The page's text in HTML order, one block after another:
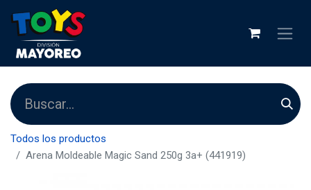
Todos los productos
Arena Moldeable Magic Sand 250g 3a+ (441919)